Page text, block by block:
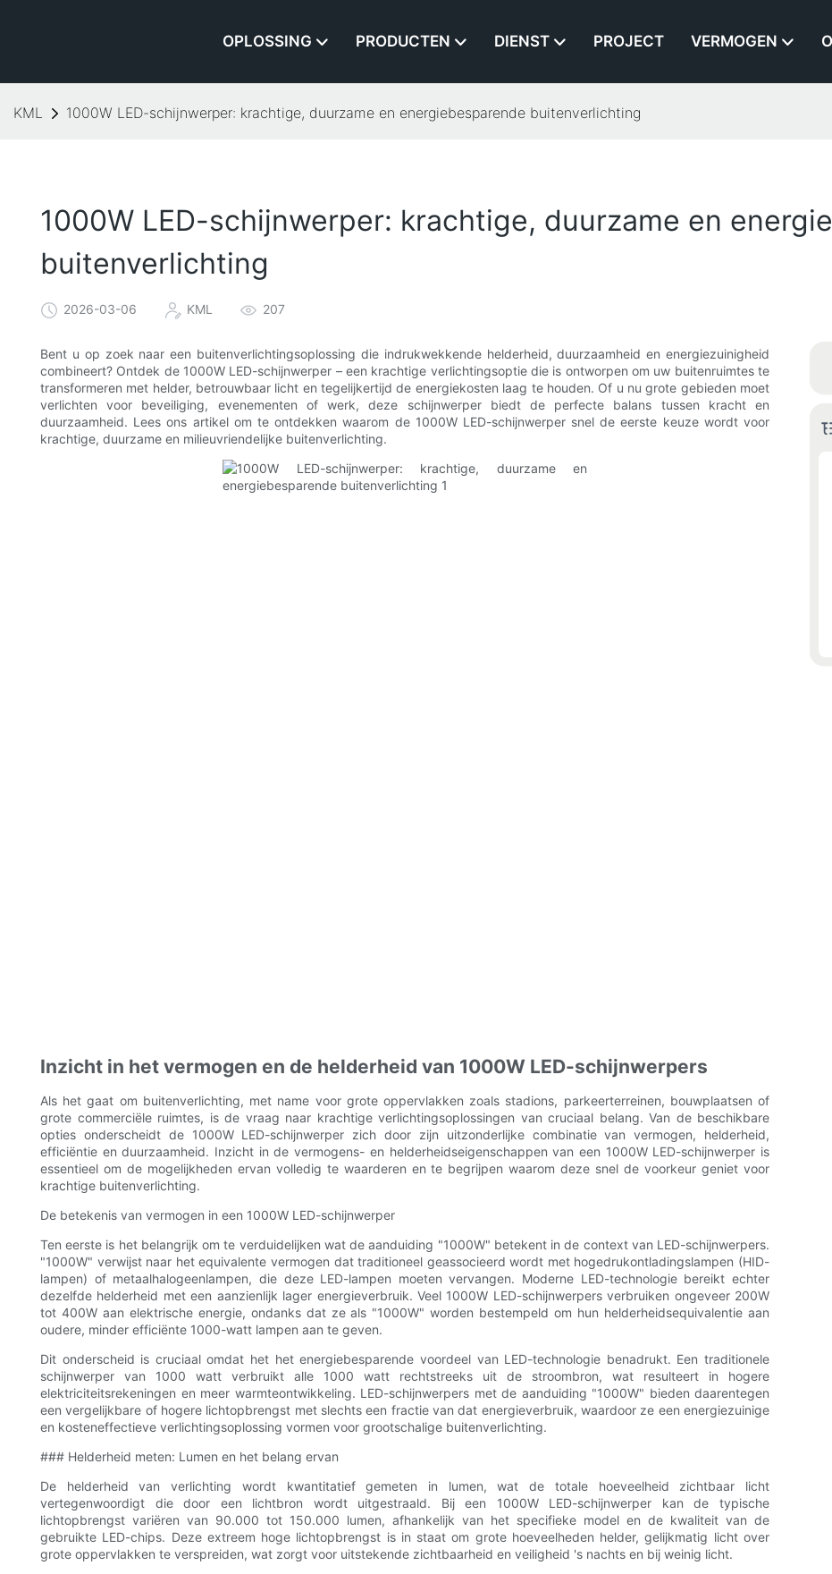
OPLOSSING PRODUCTEN DIENST PROJECT VERMOGEN
KML 1000W LED-schijnwerper: krachtige, duurzame en energiebesparende buitenverlichting
1000W LED-schijnwerper: krachtige, duurzame en
buitenverlichting
2026-03-06 KML 207
Bent u op zoek naar een buitenverlichtingsoplossing die indrukwekkende helderheid, duurzaamheid en energiezuinigheid
combineert? Ontdek de 1000W LED-schijnwerper – een krachtige verlichtingsoptie die is ontworpen om uw buitenruimtes te
transformeren met helder, betrouwbaar licht en tegelijkertijd de energiekosten laag te houden. Of u nu grote gebieden moet
verlichten voor beveiliging, evenementen of werk, deze schijnwerper biedt de perfecte balans tussen kracht en
duurzaamheid. Lees ons artikel om te ontdekken waarom de 1000W LED-schijnwerper snel de eerste keuze wordt voor
krachtige, duurzame en milieuvriendelijke buitenverlichting.
Inzicht in het vermogen en de helderheid van 1000W LED-schijnwerpers
Als het gaat om buitenverlichting, met name voor grote oppervlakken zoals stadions, parkeerterreinen, bouwplaatsen of
grote commerciële ruimtes, is de vraag naar krachtige verlichtingsoplossingen van cruciaal belang. Van de beschikbare
opties onderscheidt de 1000W LED-schijnwerper zich door zijn uitzonderlijke combinatie van vermogen, helderheid,
efficiëntie en duurzaamheid. Inzicht in de vermogens- en helderheidseigenschappen van een 1000W LED-schijnwerper is
essentieel om de mogelijkheden ervan volledig te waarderen en te begrijpen waarom deze snel de voorkeur geniet voor
krachtige buitenverlichting.
De betekenis van vermogen in een 1000W LED-schijnwerper
Ten eerste is het belangrijk om te verduidelijken wat de aanduiding "1000W" betekent in de context van LED-schijnwerpers.
"1000W" verwijst naar het equivalente vermogen dat traditioneel geassocieerd wordt met hogedrukontladingslampen (HID-
lampen) of metaalhalogeenlampen, die deze LED-lampen moeten vervangen. Moderne LED-technologie bereikt echter
dezelfde helderheid met een aanzienlijk lager energieverbruik. Veel 1000W LED-schijnwerpers verbruiken ongeveer 200W
tot 400W aan elektrische energie, ondanks dat ze als "1000W" worden bestempeld om hun helderheidsequivalentie aan
oudere, minder efficiënte 1000-watt lampen aan te geven.
Dit onderscheid is cruciaal omdat het het energiebesparende voordeel van LED-technologie benadrukt. Een traditionele
schijnwerper van 1000 watt verbruikt alle 1000 watt rechtstreeks uit de stroombron, wat resulteert in hogere
elektriciteitsrekeningen en meer warmteontwikkeling. LED-schijnwerpers met de aanduiding "1000W" bieden daarentegen
een vergelijkbare of hogere lichtopbrengst met slechts een fractie van dat energieverbruik, waardoor ze een energiezuinige
en kosteneffectieve verlichtingsoplossing vormen voor grootschalige buitenverlichting.
### Helderheid meten: Lumen en het belang ervan
De helderheid van verlichting wordt kwantitatief gemeten in lumen, wat de totale hoeveelheid zichtbaar licht
vertegenwoordigt die door een lichtbron wordt uitgestraald. Bij een 1000W LED-schijnwerper kan de typische
lichtopbrengst variëren van 90.000 tot 150.000 lumen, afhankelijk van het specifieke model en de kwaliteit van de
gebruikte LED-chips. Deze extreem hoge lichtopbrengst is in staat om grote hoeveelheden helder, gelijkmatig licht over
grote oppervlakken te verspreiden, wat zorgt voor uitstekende zichtbaarheid en veiligheid 's nachts en bij weinig licht.